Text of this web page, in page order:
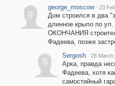
g
george_moscow · 23
Дом строился в два
длинное крыло по
ОКОНЧАНИЯ
Фадеева, позже
S
Sergosh · 28 March
Арка, правда
Фадеева, хотя
самостийный